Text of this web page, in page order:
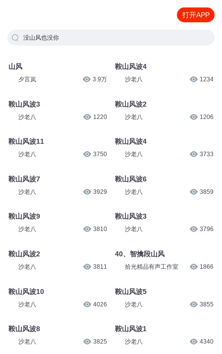
打开APP
没山风也没你
山风
夕言岚 3.9万
鞍山风波3
沙老八 1220
鞍山风波11
沙老八 3750
鞍山风波7
沙老八 3929
鞍山风波9
沙老八 3810
鞍山风波2
沙老八 3811
鞍山风波10
沙老八 4026
鞍山风波8
沙老八 3825
鞍山风波4
沙老八 1234
鞍山风波2
沙老八 1206
鞍山风波4
沙老八 3733
鞍山风波6
沙老八 3859
鞍山风波3
沙老八 3796
40、智擒段山风
拾光精品有声工作室 1866
鞍山风波5
沙老八 3855
鞍山风波1
沙老八 4340